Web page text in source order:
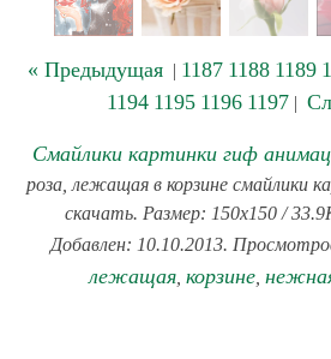
« Предыдущая| 1187 1188 1189
1194 1195 1196 1197|
Смайлики картинки гиф
роза, лежащая в корзине смайлики
скачать. Размер: 150x150 /
Добавлен: 10.10.2013.
лежащая, корзине,